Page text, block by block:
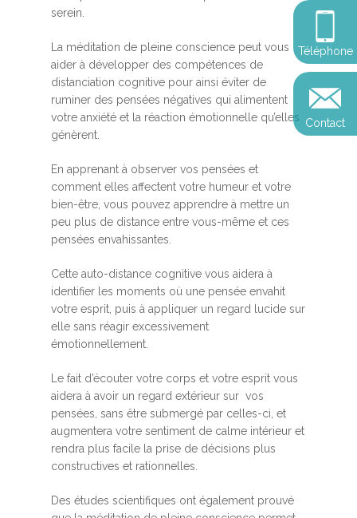
serein.
La méditation de pleine conscience peut vous
aider à développer des compétences de
distanciation cognitive pour ainsi éviter de
ruminer des pensées négatives qui alimentent
votre anxiété et la réaction émotionnelle qu’elles
génèrent.
En apprenant à observer vos pensées et
comment elles affectent votre humeur et votre
bien-être, vous pouvez apprendre à mettre un
peu plus de distance entre vous-même et ces
pensées envahissantes.
Cette auto-distance cognitive vous aidera à
identifier les moments où une pensée envahit
votre esprit, puis à appliquer un regard lucide sur
elle sans réagir excessivement
émotionnellement.
Le fait d’écouter votre corps et votre esprit vous
aidera à avoir un regard extérieur sur vos
pensées, sans être submergé par celles-ci, et
augmentera votre sentiment de calme intérieur et
rendra plus facile la prise de décisions plus
constructives et rationnelles.
Des études scientifiques ont également prouvé
Téléphone
Contact
Devenir praticien en
de pleine conscience
Révelez votre
Conférences
personnel
Révelez votre
votre impact
Reconversion et
professionnelle
Explorer
et découvrir
Blog
Témoignages
Podcast
Podcast